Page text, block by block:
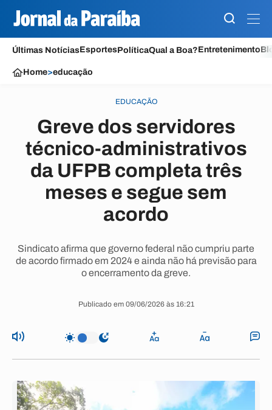
Últimas NotíciasEsportesPolíticaQual a Boa?Entretenimento
Home>educação
EDUCAÇÃO
Greve dos servidores
técnico-administrativos
da UFPB completa três
meses e segue sem
acordo
Sindicato afirma que governo federal não cumpriu parte
de acordo firmado em 2024 e ainda não há previsão para
o encerramento da greve.
Publicado em 09/06/2026 às 16:21